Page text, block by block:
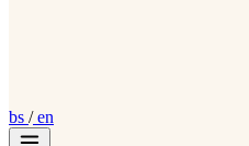
bs /en